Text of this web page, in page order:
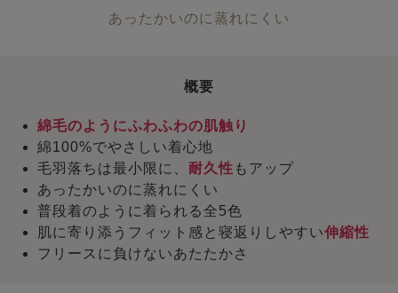
あったかいのに蒸れにくい
概要
綿毛のようにふわふわの肌触り
綿100%でやさしい着心地
毛羽落ちは最小限に、 耐久性 もアップ
あったかいのに蒸れにくい
普段着のように着られる全5色
肌に寄り添うフィット感と寝返りしやすい伸縮性
フリースに負けないあたたかさ